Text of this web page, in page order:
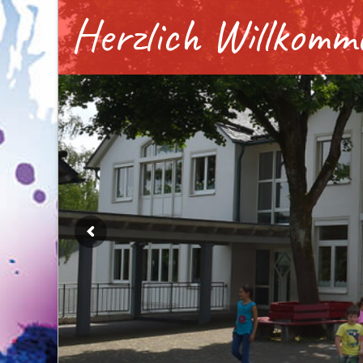
Herzlich